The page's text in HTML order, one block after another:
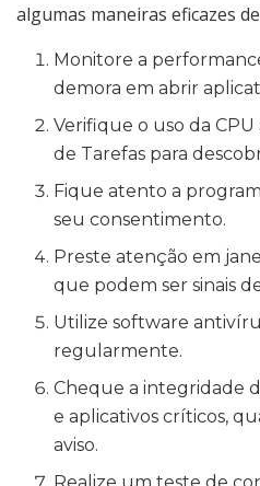
algumas maneiras eficazes
Monitore a
demora em abrir
Verifique o uso da
de Tarefas para
Fique atento a
seu consentimento.
Preste atenção em
que podem ser sinais
Utilize software
regularmente.
Cheque a integridade
e aplicativos críticos,
aviso.